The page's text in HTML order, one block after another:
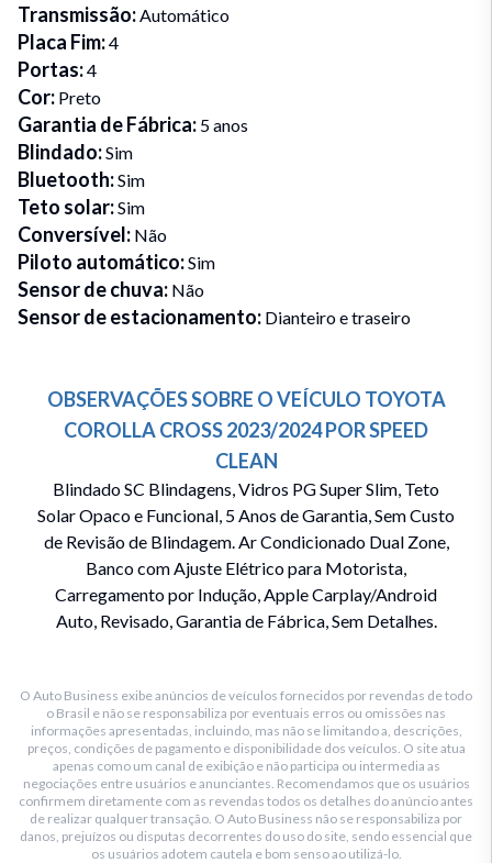
Transmissão:Automático
Placa Fim:4
Portas:4
Cor: Preto
Garantia de Fábrica: 5 anos
Blindado:Sim
Bluetooth:Sim
Teto solar:Sim
Conversível: Não
Piloto automático:Sim
Sensor de chuva: Não
Sensor de estacionamento: Dianteiro e traseiro
OBSERVAÇÕES SOBRE O VEÍCULO TOYOTA
COROLLA CROSS2023/2024PORSPEED
CLEAN
Blindado SC Blindagens, Vidros PG Super Slim, Teto
Solar Opaco e Funcional, 5 Anos de Garantia, Sem Custo
de Revisão de Blindagem. Ar Condicionado Dual Zone,
Banco com Ajuste Elétrico para Motorista,
Carregamento por Indução, Apple Carplay/Android
Auto, Revisado, Garantia de Fábrica, Sem Detalhes.
O Auto Business exibe anúncios de veículos fornecidos por revendas de todo
o Brasil e não se responsabiliza por eventuais erros ou omissões nas
informações apresentadas, incluindo, mas não se limitando a, descrições,
preços, condições de pagamento e disponibilidade dos veículos. O site atua
apenas como um canal de exibição e não participa ou intermedia as
negociações entre usuários e anunciantes. Recomendamos que os usuários
confirmem diretamente com as revendas todos os detalhes do anúncio antes
de realizar qualquer transação. O Auto Business não se responsabiliza por
danos, prejuízos ou disputas decorrentes do uso do site, sendo essencial que
os usuários adotem cautela e bom senso ao utilizá-lo.